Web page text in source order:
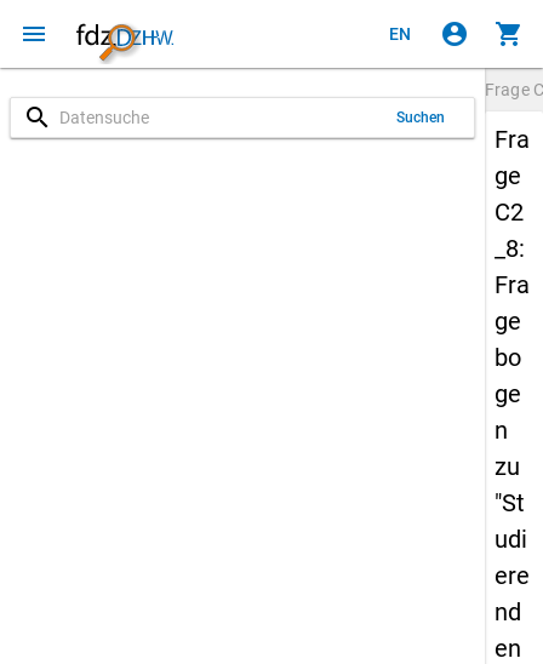
menu EN account_circle shopping_cart
search Suchen
Frage
Fra
ge
C2
_8:
Fra
ge
bo
ge
n
zu
"St
udi
ere
nd
en